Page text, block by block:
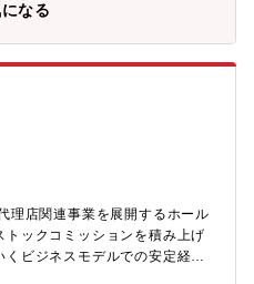
のマネジメント業務を担って
在籍しています。男女比１：
ープ全般（子会社・FCを含
の子会社であるB-first株式会社
する従業員は同じ執務室内で
社の従業員を跨いで構成されて
ョン等によっては、B-first株式
が、2社間において体制等の相
なる
理店関連事業を展開するホール
ックコミッションを積み上げ
ビジネスモデルでの安定経営